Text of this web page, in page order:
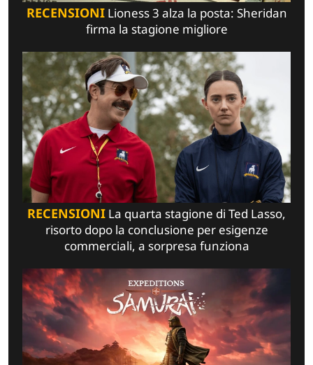
RECENSIONILioness 3 alza la posta: Sheridan
firma la stagione migliore
RECENSIONI La quarta stagione di Ted Lasso,
risorto dopo la conclusione per esigenze
commerciali, a sorpresa funziona